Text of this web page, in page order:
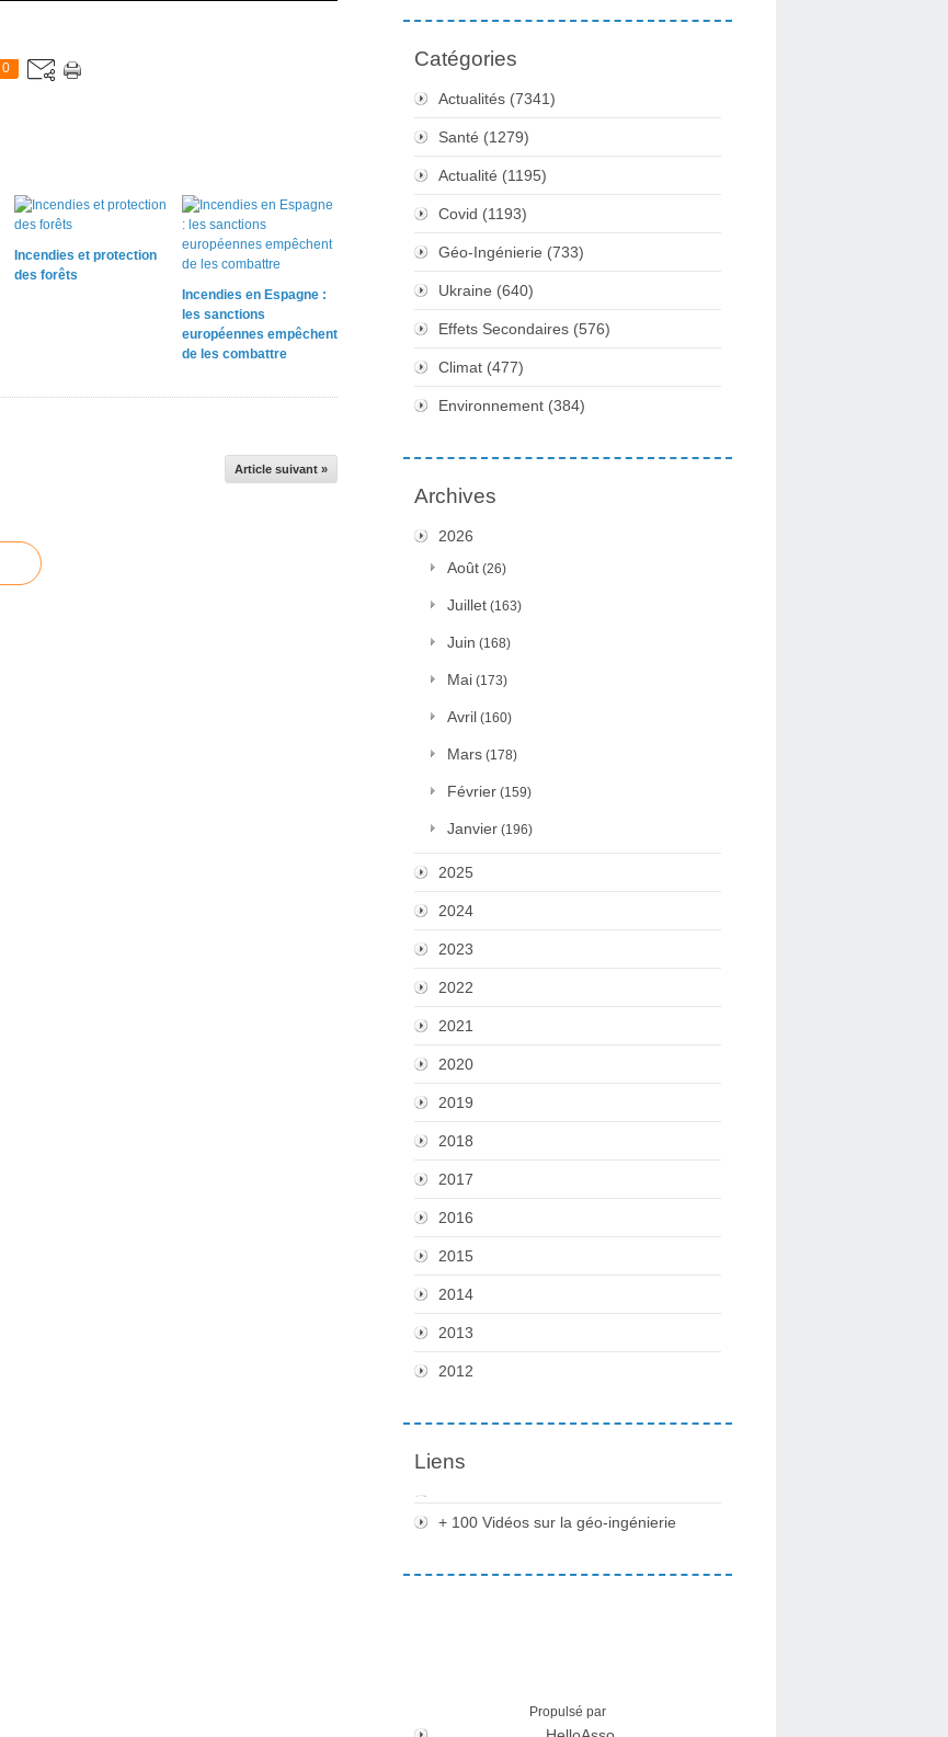
0
Incendies et protection
des forêts
Incendies en Espagne :
les sanctions
européennes empêchent
de les combattre
Article suivant »
Catégories
Actualités (7341)
Santé (1279)
Actualité (1195)
Covid (1193)
Géo-Ingénierie (733)
Ukraine (640)
Effets Secondaires (576)
Climat (477)
Environnement (384)
Archives
2026
Août (26)
Juillet (163)
Juin (168)
Mai (173)
Avril (160)
Mars (178)
Février (159)
Janvier (196)
2025
2024
2023
2022
2021
2020
2019
2018
2017
2016
2015
2014
2013
2012
Liens
+ 100 Vidéos sur la géo-ingénierie
Propulsé par